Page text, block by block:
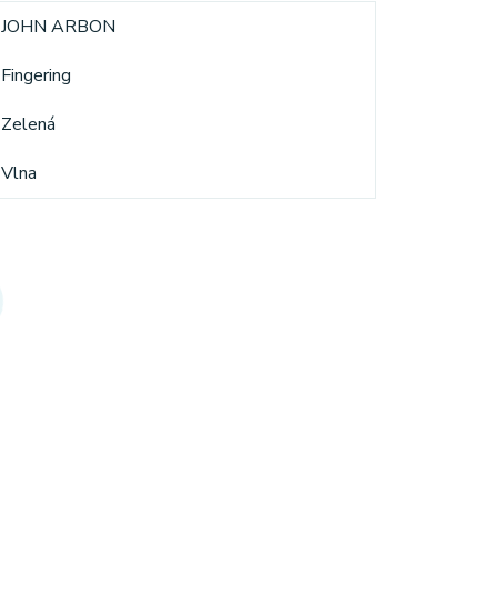
JOHN ARBON
Fingering
Zelená
Vlna